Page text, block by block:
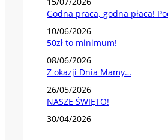
Godna praca, godna płaca!
10/06/2026
50zł to minimum!
08/06/2026
Z okazji Dnia Mamy…
26/05/2026
NASZE ŚWIĘTO!
30/04/2026